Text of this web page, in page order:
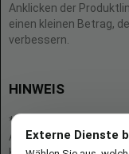
Anklicken der
einen kleinen Betrag,
verbessern.
HINWEIS
* = Afilliate-Link
Als Amazon-Partner
Externe Dienste